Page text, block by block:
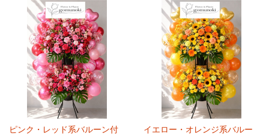
ピンク・レッド系バルーン付
イエロー・オレンジ系バルー